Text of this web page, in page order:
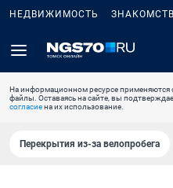
НЕДВИЖИМОСТЬ
На информационном ресурсе применяются
файлы. Оставаясь на сайте, вы
согласиена их использование.
Перекрытия из-за велопробега